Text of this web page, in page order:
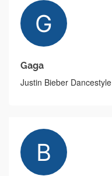
Gaga
Justin Bieber Dancestyle